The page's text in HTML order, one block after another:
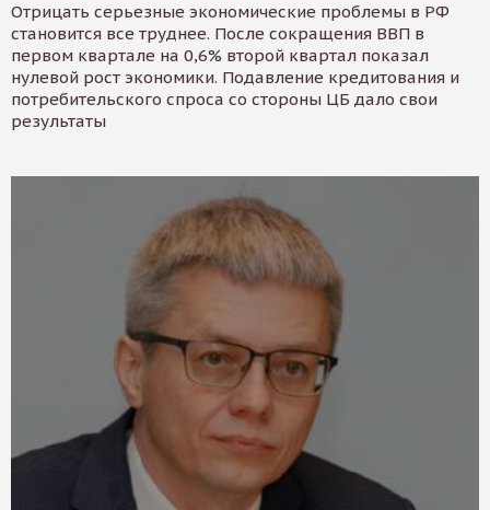
Отрицать серьезные экономические проблемы в РФ
становится все труднее. После сокращения ВВП в
первом квартале на 0,6% второй квартал показал
нулевой рост экономики. Подавление кредитования и
потребительского спроса со стороны ЦБ дало свои
результаты